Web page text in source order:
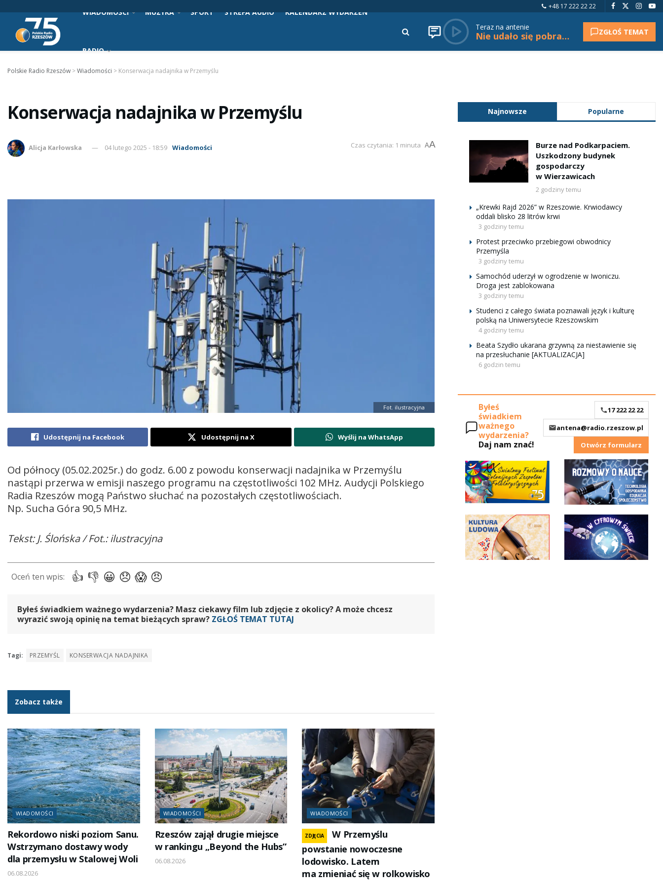
+48 17 222 22 22
WIADOMOŚCI MUZYKA SPORT STREFA AUDIO KALENDARZ WYDARZEŃ
RADIO
Teraz na antenie
Nie udało się pobrać tytułu. ZGŁOŚ TEMAT
Polskie Radio Rzeszów >Wiadomości > Konserwacja nadajnika w Przemyślu
Konserwacja nadajnika w Przemyślu
Alicja Karłowska 04 lutego 2025 - 18:59 Wiadomości Czas czytania: 1 minuta AA
Fot. ilustracyjna
Udostępnij na Facebook Udostępnij na X Wyślij na WhatsApp
Od północy (05.02.2025r.) do godz. 6.00 z powodu konserwacji nadajnika w Przemyślu
nastąpi przerwa w emisji naszego programu na częstotliwości 102 MHz. Audycji Polskiego
Radia Rzeszów mogą Państwo słuchać na pozostałych częstotliwościach.
Np. Sucha Góra 90,5 MHz.
Tekst: J. Ślońska / Fot.: ilustracyjna
Byłeś świadkiem ważnego wydarzenia? Masz ciekawy film lub zdjęcie z okolicy? A może chcesz
wyrazić swoją opinię na temat bieżących spraw? ZGŁOŚ TEMAT TUTAJ
Tagi: PRZEMYŚL KONSERWACJA NADAJNIKA
Zobacz także
WIADOMOŚCI
Rekordowo niski poziom Sanu.
Wstrzymano dostawy wody
dla przemysłu w Stalowej Woli
06.08.2026
WIADOMOŚCI
Rzeszów zajął drugie miejsce
w rankingu „Beyond the Hubs”
06.08.2026
WIADOMOŚCI
ZDJĘCIA
W Przemyślu
powstanie nowoczesne
lodowisko. Latem
ma zmieniać się w rolkowisko
Najnowsze Popularne
Burze nad Podkarpaciem.
Uszkodzony budynek
gospodarczy
w Wierzawicach
2 godziny temu
„Krewki Rajd 2026” w Rzeszowie. Krwiodawcy
oddali blisko 28 litrów krwi
3 godziny temu
Protest przeciwko przebiegowi obwodnicy
Przemyśla
3 godziny temu
Samochód uderzył w ogrodzenie w Iwoniczu.
Droga jest zablokowana
3 godziny temu
Studenci z całego świata poznawali język i kulturę
polską na Uniwersytecie Rzeszowskim
4 godziny temu
Beata Szydło ukarana grzywną za niestawienie się
na przesłuchanie [AKTUALIZACJA]
6 godzin temu
Byłeś
świadkiem
ważnego
wydarzenia?
Daj nam znać!
17 222 22 22
antena@radio.rzeszow.pl
Otwórz formularz